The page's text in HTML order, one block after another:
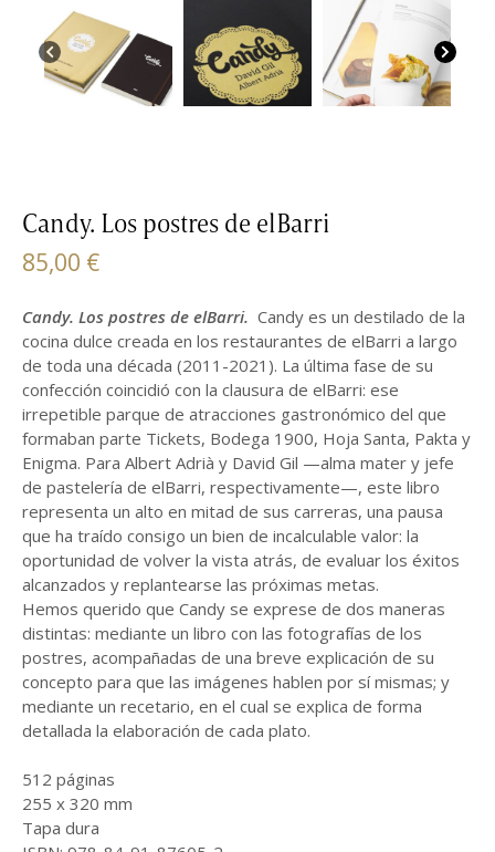
Candy. Los postres de elBarri
85,00 €
Candy. Los postres de elBarri. Candy es un destilado de la
cocina dulce creada en los restaurantes de elBarri a largo
de toda una década (2011-2021). La última fase de su
confección coincidió con la clausura de elBarri: ese
irrepetible parque de atracciones gastronómico del que
formaban parte Tickets, Bodega 1900, Hoja Santa, Pakta y
Enigma. Para Albert Adrià y David Gil —alma mater y jefe
de pastelería de elBarri, respectivamente—, este libro
representa un alto en mitad de sus carreras, una pausa
que ha traído consigo un bien de incalculable valor: la
oportunidad de volver la vista atrás, de evaluar los éxitos
alcanzados y replantearse las próximas metas.
Hemos querido que Candy se exprese de dos maneras
distintas: mediante un libro con las fotografías de los
postres, acompañadas de una breve explicación de su
concepto para que las imágenes hablen por sí mismas; y
mediante un recetario, en el cual se explica de forma
detallada la elaboración de cada plato.
512 páginas
255 x 320 mm
Tapa dura